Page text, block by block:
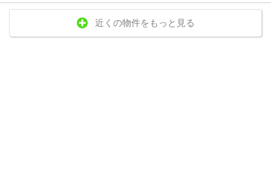
近くの物件をもっと見る